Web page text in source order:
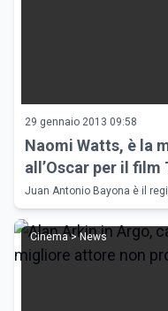
29 gennaio 2013 09:58
Naomi Watts, è la
all’Oscar per il
Juan Antonio Bayona è il
Cinema > News